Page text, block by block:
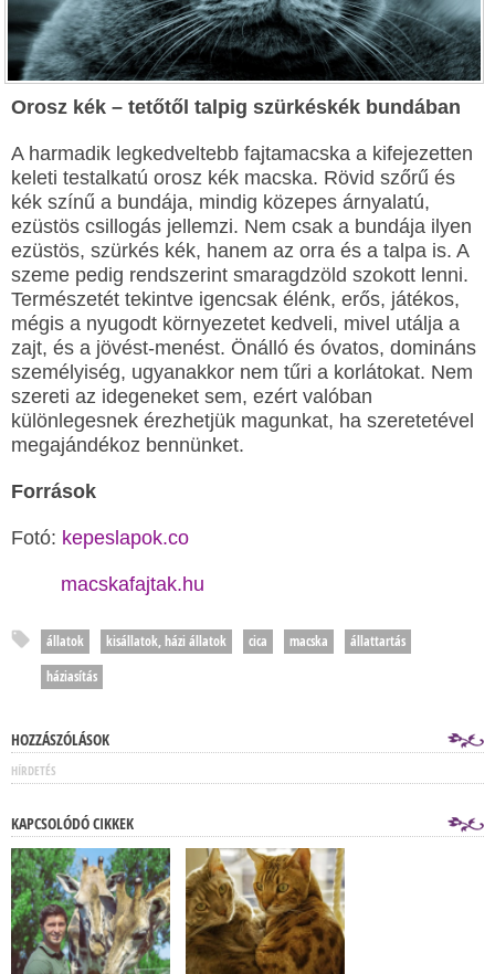
Orosz kék – tetőtől talpig szürkéskék bundában
A harmadik legkedveltebb fajtamacska a kifejezetten
keleti testalkatú orosz kék macska. Rövid szőrű és
kék színű a bundája, mindig közepes árnyalatú,
ezüstös csillogás jellemzi. Nem csak a bundája ilyen
ezüstös, szürkés kék, hanem az orra és a talpa is. A
szeme pedig rendszerint smaragdzöld szokott lenni.
Természetét tekintve igencsak élénk, erős, játékos,
mégis a nyugodt környezetet kedveli, mivel utálja a
zajt, és a jövést-menést. Önálló és óvatos, domináns
személyiség, ugyanakkor nem tűri a korlátokat. Nem
szereti az idegeneket sem, ezért valóban
különlegesnek érezhetjük magunkat, ha szeretetével
megajándékoz bennünket.
Források
Fotó: kepeslapok.co
macskafajtak.hu
állatok kisállatok, házi állatok cica macska
állattartás
háziasítás
HOZZÁSZÓLÁSOK
HÍRDETÉS
KAPCSOLÓDÓ CIKKEK